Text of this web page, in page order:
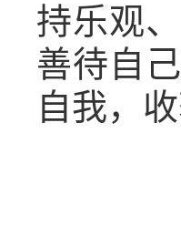
持乐观
善待自
自我，